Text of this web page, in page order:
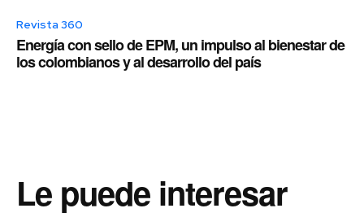
Revista 360
Energía con sello de EPM, un impulso al bienestar de
los colombianos y al desarrollo del país
Le puede interesar